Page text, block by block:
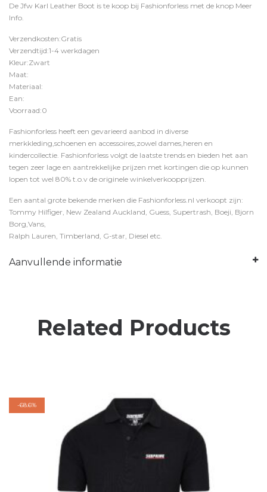
De Jfw Karl Leather Boot is te koop bij Fashionforless met de knop Meer
Info
Verzendkosten:Gratis
Verzendtijd:1-4 werkdagen
Kleur:Zwart
Maat:
Materiaal:
Ean:
Voorraad:0
Fashionforless heeft een gevarieerd aanbod in diverse
merkkleding,schoenen en accessoires,zowel dames,heren en
kindercollectie. Fashionforless volgt de laatste trends en bieden het aan
tegen zeer lage en aantrekkelijke prijzen met kortingen die op kunnen
lopen tot wel 80% t.o.v de originele winkelverkoopprijzen.
Een aantal grote bekende merken die Fashionforless.nl verkoopt zijn:
Tommy Hilfiger, New Zealand Auckland, Guess, Supertrash, Boeji, Bjorn
Borg,Vans,
Ralph Lauren, Timberland, G-star, Diesel etc.
Aanvullende informatie
Related Products
-68.6%